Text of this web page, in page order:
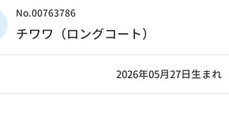
No.00763786
チワワ（ロングコート）
2026年05月27日生まれ